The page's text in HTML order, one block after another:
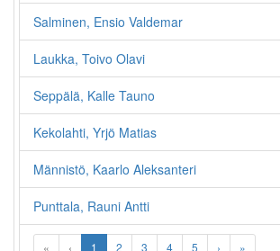
Salminen, Ensio Valdemar
Laukka, Toivo Olavi
Seppälä, Kalle Tauno
Kekolahti, Yrjö Matias
Männistö, Kaarlo Aleksanteri
Punttala, Rauni Antti
« ‹ 1 2 3 4 5 › »